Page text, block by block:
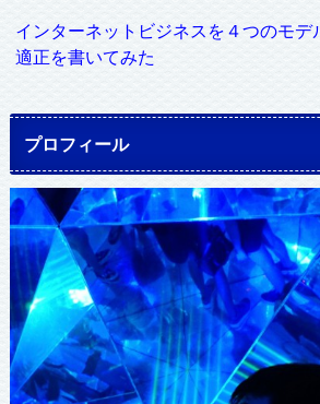
インターネットビジネスを４つのモデ
適正を書いてみた
プロフィール